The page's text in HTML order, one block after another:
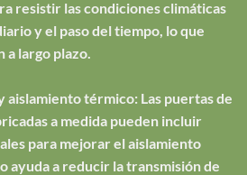
resistir las condiciones climáticas
y el paso del tiempo, lo que
a largo plazo.
aislamiento térmico: Las puertas de
a medida pueden incluir
para mejorar el aislamiento
ayuda a reducir la transmisión de